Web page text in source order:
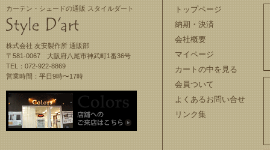
カーテン・シェードの通販 スタイルダート
株式会社 友安製作所 通販部
〒581-0067 大阪府八尾市神武町1番36号
TEL：072-922-8869
営業時間：平日9時〜17時
トップページ
納期・決済
会社概要
マイページ
カートの中を見る
会員ついて
よくあるお問い合せ
リンク集